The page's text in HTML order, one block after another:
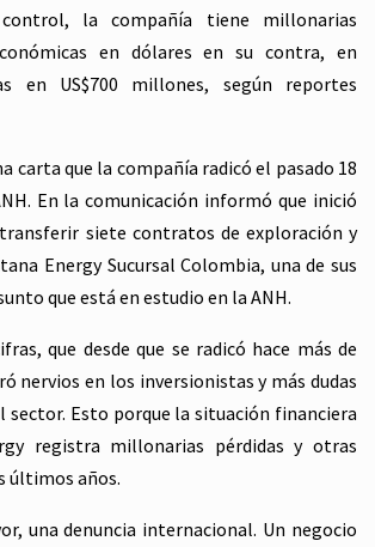
la compañía tiene millonarias
en dólares en su contra, en
en US$700 millones, según reportes
carta que la compañía radicó el pasado 18
En la comunicación informó que inició
siete contratos de exploración y
Energy Sucursal Colombia, una de sus
que está en estudio en la ANH.
que desde que se radicó hace más de
nervios en los inversionistas y más dudas
sector. Esto porque la situación financiera
registra millonarias pérdidas y otras
últimos años.
una denuncia internacional. Un negocio